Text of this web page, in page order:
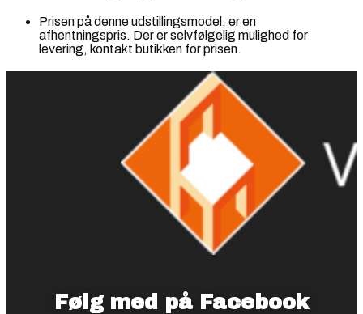
Prisen på denne udstillingsmodel, er en
afhentningspris. Der er selvfølgelig mulighed for
levering, kontakt butikken for prisen.
Følg med på Facebook